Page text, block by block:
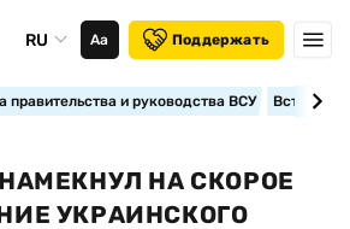
RU Аа Поддержать
правительства и руководства ВСУ
НА СКОРОЕ
УКРАИНСКОГО